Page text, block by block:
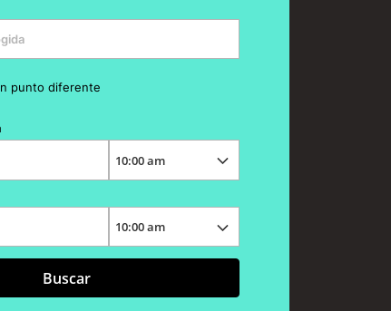
punto diferente
Buscar